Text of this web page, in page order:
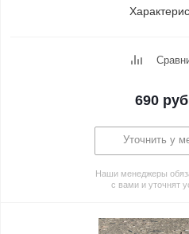
690
Уточнить у
Наши менеджеры
с вами и уточнят